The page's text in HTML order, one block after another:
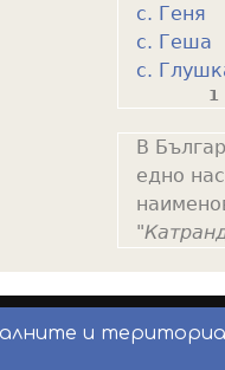
с. Геня
с. Геша
с.
a
g
e
s
1
В
едно
"
и